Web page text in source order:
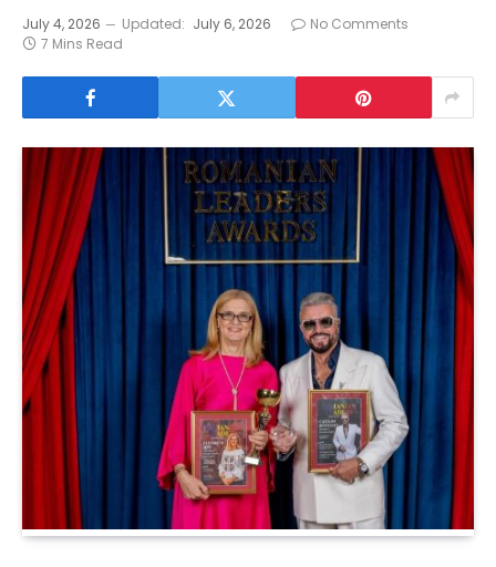
July 4, 2026 Updated: July 6, 2026
No Comments
7 Mins Read